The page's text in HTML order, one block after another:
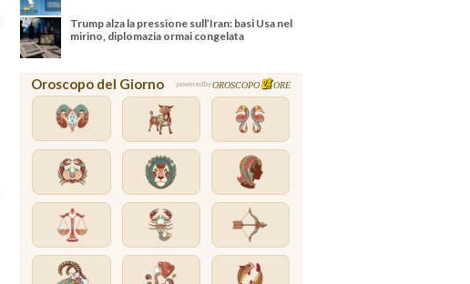
Trump alza la pressione sull’Iran: basi Usa nel
mirino, diplomazia ormai congelata
Oroscopo del Giorno powered byOROSCOPO ORE